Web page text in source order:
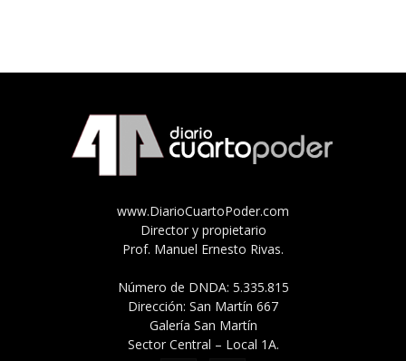
www.DiarioCuartoPoder.com
Director y propietario
Prof. Manuel Ernesto Rivas.
Número de DNDA: 5.335.815
Dirección: San Martín 667
Galería San Martín
Sector Central – Local 1A.